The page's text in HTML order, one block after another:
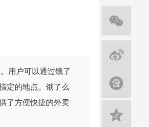
用户可以通过饿了
定的地点。饿了么
了方便快捷的外卖